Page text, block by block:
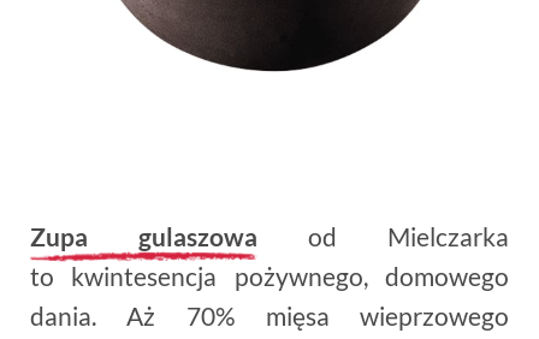
Zupa gulaszowa od Mielczarka
to kwintesencja pożywnego, domowego
dania. Aż 70% mięsa wieprzowego